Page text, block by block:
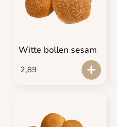
Witte bollen sesam
2,89